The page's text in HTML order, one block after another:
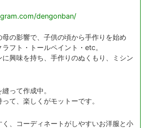
dengonban/
の影響で、子供の頃から手作りを始め
フト・トールペイント・etc。
興味を持ち、手作りのぬくもり、ミシン
って作成中。
て、楽しくがモットーです。
く、コーディネートがしやすいお洋服と小